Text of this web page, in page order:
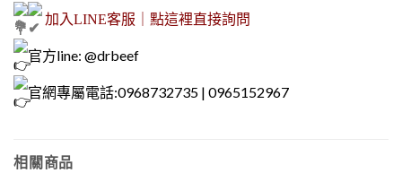
加入LINE客服｜點這裡直接詢問
官方line: @drbeef
官網專屬電話:0968732735 | 0965152967
相關商品